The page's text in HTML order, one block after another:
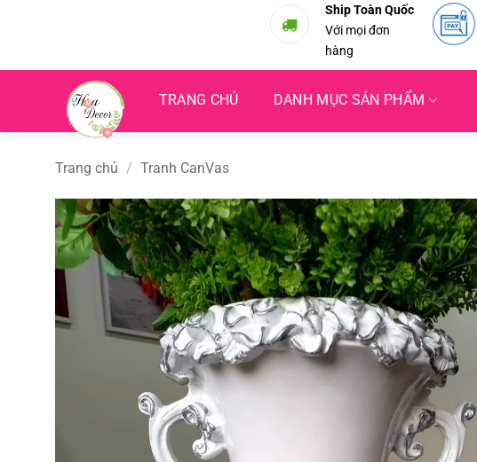
Ship Toàn Quốc
Với mọi đơn
hàng
TRANG CHỦ DANH MỤC SẢN PHẨM
Trang chủ / Tranh CanVas